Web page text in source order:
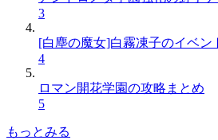
3
[白塵の魔女]白霧凍子のイベン
4
ロマン開花学園の攻略まとめ
5
もっとみる